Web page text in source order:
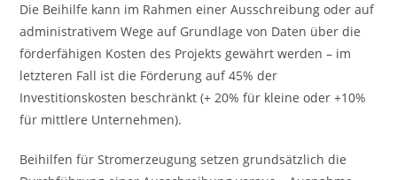
Die Beihilfe kann im Rahmen einer Ausschreibung oder auf
administrativem Wege auf Grundlage von Daten über die
förderfähigen Kosten des Projekts gewährt werden – im
letzteren Fall ist die Förderung auf 45% der
Investitionskosten beschränkt (+ 20% für kleine oder +10%
für mittlere Unternehmen).
Beihilfen für Stromerzeugung setzen grundsätzlich die